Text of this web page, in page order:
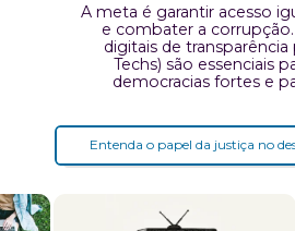
A meta é garantir acesso
e combater a
digitais de transparência
Techs) são essenciais
democracias fortes e
Entenda o papel da justiça no